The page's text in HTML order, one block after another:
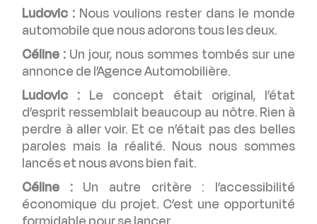
Ludovic : Nous voulions rester dans le monde
automobile que nous adorons tous les deux.
Céline : Un jour, nous sommes tombés sur une
annonce de l’Agence Automobilière.
Ludovic : Le concept était original, l’état
d’esprit ressemblait beaucoup au nôtre. Rien à
perdre à aller voir. Et ce n’était pas des belles
paroles mais la réalité. Nous nous sommes
lancés et nous avons bien fait.
Céline :Un autre critère : l’accessibilité
économique du projet. C’est une opportunité